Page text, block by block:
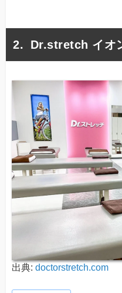
Dr.stretch イオ
出典: doctorstretch.com